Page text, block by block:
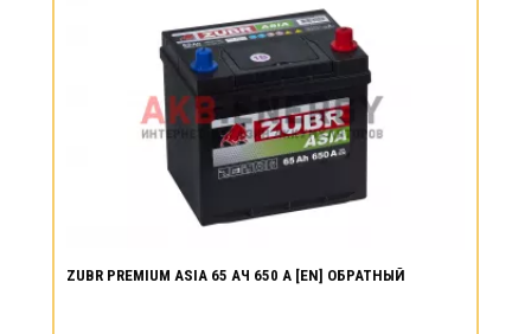
ZUBR PREMIUM ASIA 65 АЧ 650 А [EN] ОБРАТНЫЙ